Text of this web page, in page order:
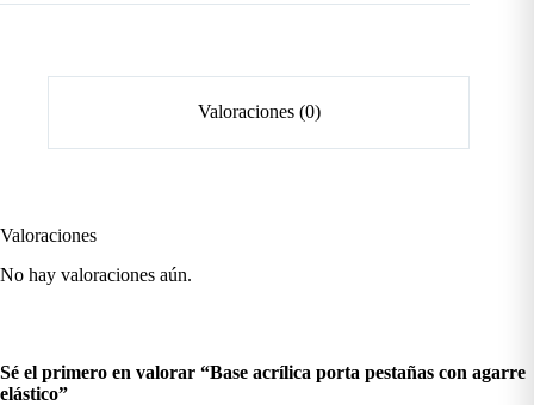
Valoraciones (0)
Valoraciones
No hay valoraciones aún.
Sé el primero en valorar “Base acrílica porta pestañas con agarre
elástico”